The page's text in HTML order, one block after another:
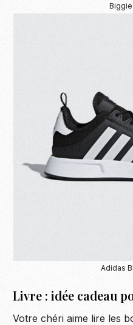
Adidas
Livre : idée cadeau
Votre chéri aime lire les